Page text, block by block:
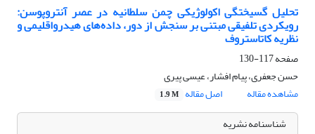
تحلیل گسیختگی اکولوژیکی چمن سلطانیه در عصر آنتروپوسن:
رویکردی تلفیقی مبتنی بر سنجش از دور، داده‌های هیدرواقلیمی و
نظریه کاتاستروف
صفحه117-130
حسن جعفری، پیام افشار، عیسی پیری
مشاهده مقاله
اصل مقاله 1.9 M
شناسنامه نشریه